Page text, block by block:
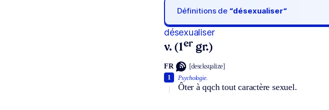
Définitions de “désexualiser“
désexualiser
v. (1er gr.)
FR [desɛksɥalize]
Psychologie.
Ôter à qqch tout caractère sexuel.
1